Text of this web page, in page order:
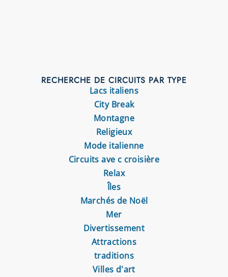
RECHERCHE DE CIRCUITS PAR TYPE
Lacs italiens
City Break
Montagne
Religieux
Mode italienne
Circuits ave c croisière
Relax
Îles
Marchés de Noël
Mer
Divertissement
Attractions
traditions
Villes d'art